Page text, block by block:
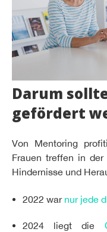
Darum
gefördert
Von Mentoring
Frauen treffen in
Hindernisse und
2022 war nur jede
2024 liegt die